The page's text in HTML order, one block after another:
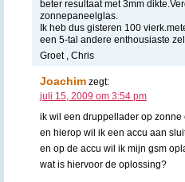
beter resultaat met 3mm
zonnepaneelglas.
Ik heb dus gisteren 100
een 5-tal andere enthousiaste
Groet , Chris
Joachim zegt:
juli 15, 2009 om 3:54 pm
ik wil een druppellader op zonne
en hierop wil ik een accu aan
en op de accu wil ik mijn gsm
wat is hiervoor de oplossing?